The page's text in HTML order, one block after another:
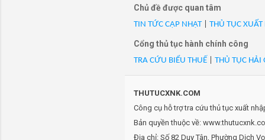
thước:
- Mã Hs 39211191:
- Mã Hs 39211191:
thước:
- Mã Hs 39211191:
thước:
- Mã Hs 39211191:
thước:
- Mã Hs 39211191:
Chủ đề được quan tâm
TIN TỨC CẬP NHẬT| THỦ TỤC
Cổng thủ tục hành chính công
TRA CỨU BIỂU THUẾ THỦ TỤC HẢI
THUTUCXNK.COM
Công cụ hỗ trợ tra cứu thủ tục xuất
Bản quyền thuộc về:
Địa chỉ: Số 82 Duy Tân, Phường Dịch